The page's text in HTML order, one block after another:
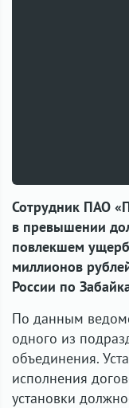
Сотрудник ПАО
в превышении
повлекшем
миллионов
России по
По данным
одного из
объединения.
исполнения
установки